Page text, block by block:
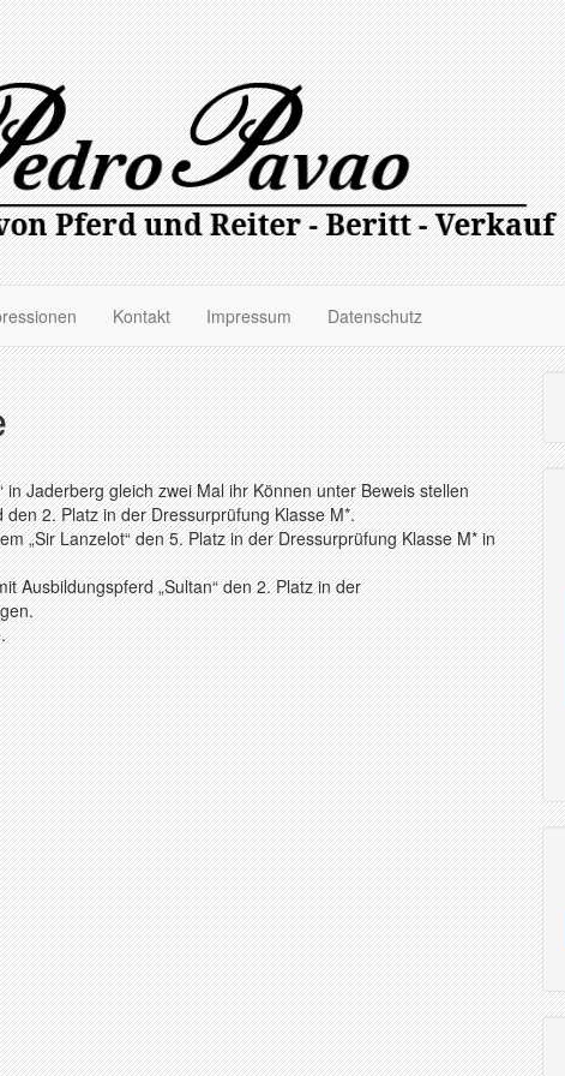
Kontakt Impressum Datenschutz
Jaderberg gleich zwei Mal ihr Können unter Beweis stellen
2. Platz in der Dressurprüfung Klasse M*.
„Sir Lanzelot“ den 5. Platz in der Dressurprüfung Klasse M* in
Ausbildungspferd „Sultan“ den 2. Platz in der